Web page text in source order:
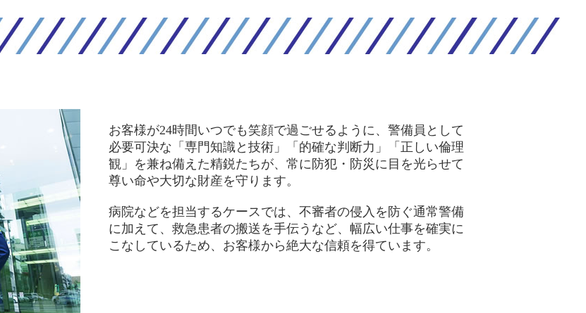
お客様が24時間いつでも笑顔で過ごせるように、警備員として
必要可決な「専門知識と技術」「的確な判断力」「正しい倫理
観」を兼ね備えた精鋭たちが、常に防犯・防災に目を光らせて
尊い命や大切な財産を守ります。
病院などを担当するケースでは、不審者の侵入を防ぐ通常警備
に加えて、救急患者の搬送を手伝うなど、幅広い仕事を確実に
こなしているため、お客様から絶大な信頼を得ています。